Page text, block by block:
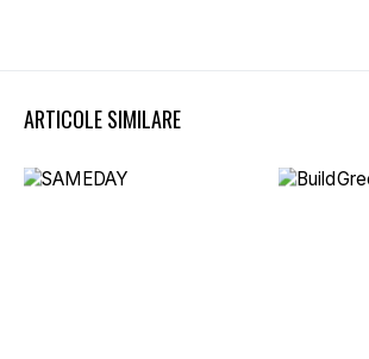
ARTICOLE SIMILARE